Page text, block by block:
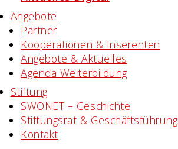
Angebote
Partner
Kooperationen & Inserenten
Angebote & Aktuelles
Agenda Weiterbildung
Stiftung
SWONET – Geschichte
Stiftungsrat & Geschäftsführung
Kontakt